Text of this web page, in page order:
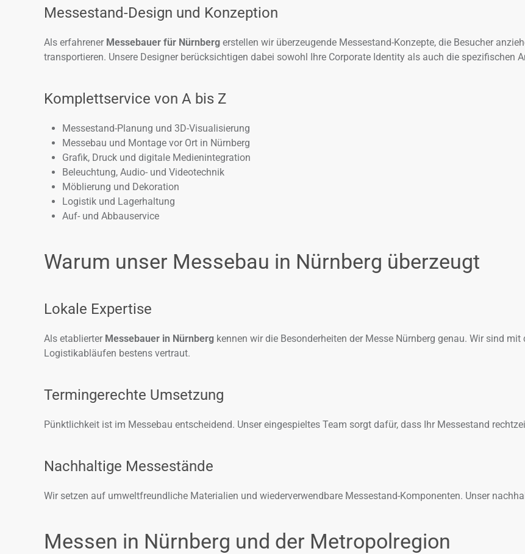
Messestand-Design und Konzeption
Als erfahrener Messebauer für Nürnberg erstellen wir überzeugende Messestand-Konzepte, die Besucher
transportieren. Unsere Designer berücksichtigen dabei sowohl Ihre Corporate Identity als auch die spezifischen
Komplettservice von A bis Z
Messestand-Planung und 3D-Visualisierung
Messebau und Montage vor Ort in Nürnberg
Grafik, Druck und digitale Medienintegration
Beleuchtung, Audio- und Videotechnik
Möblierung und Dekoration
Logistik und Lagerhaltung
Auf- und Abbauservice
Warum unser Messebau in Nürnberg überzeugt
Lokale Expertise
Als etablierter Messebauer in Nürnberg kennen wir die Besonderheiten der Messe Nürnberg genau. Wir sind
Logistikabläufen bestens vertraut.
Termingerechte Umsetzung
Pünktlichkeit ist im Messebau entscheidend. Unser eingespieltes Team sorgt dafür, dass Ihr Messestand
Nachhaltige Messestände
Wir setzen auf umweltfreundliche Materialien und wiederverwendbare Messestand-Komponenten. Unser
Messen in Nürnberg und der Metropolregion